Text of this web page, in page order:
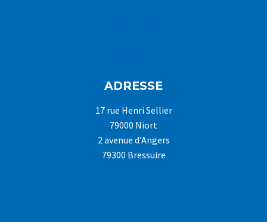
ADRESSE
17 rue Henri Sellier
79000 Niort
2 avenue d’Angers
79300 Bressuire